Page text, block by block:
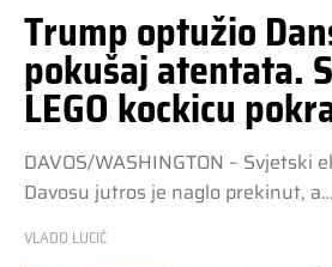
Trump optužio
pokušaj atentata.
LEGO kockicu
DAVOS/WASHINGTON – Svjetski
Davosu jutros je naglo prekinut, a…
VLADO LUCIĆ